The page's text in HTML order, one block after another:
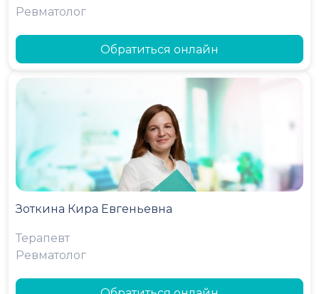
Ревматолог
Обратиться онлайн
Зоткина Кира Евгеньевна
Терапевт
Ревматолог